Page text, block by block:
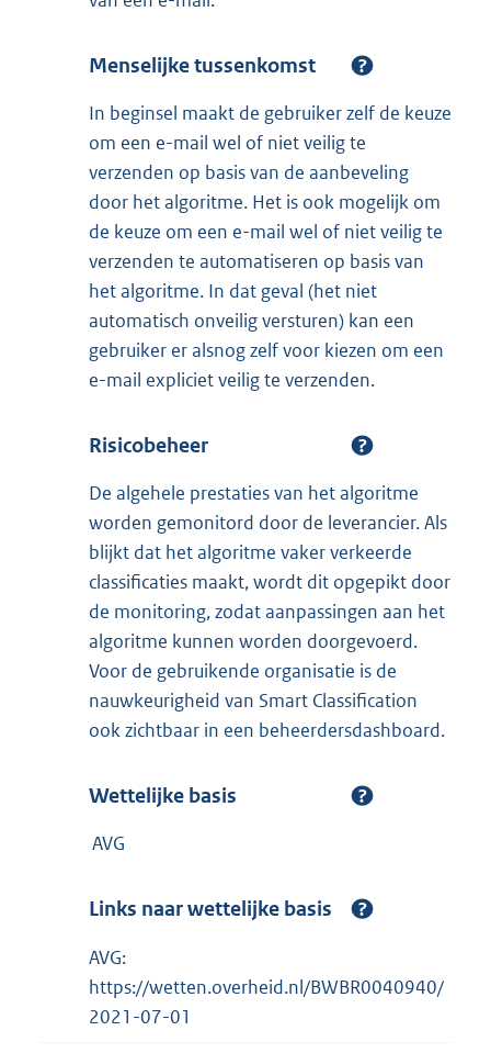
Menselijke tussenkomst
In beginsel maakt de gebruiker zelf de keuze
om een e-mail wel of niet veilig te
verzenden op basis van de aanbeveling
door het algoritme. Het is ook mogelijk om
de keuze om een e-mail wel of niet veilig te
verzenden te automatiseren op basis van
het algoritme. In dat geval (het niet
automatisch onveilig versturen) kan een
gebruiker er alsnog zelf voor kiezen om een
e-mail expliciet veilig te verzenden.
Risicobeheer
De algehele prestaties van het algoritme
worden gemonitord door de leverancier. Als
blijkt dat het algoritme vaker verkeerde
classificaties maakt, wordt dit opgepikt door
de monitoring, zodat aanpassingen aan het
algoritme kunnen worden doorgevoerd.
Voor de gebruikende organisatie is de
nauwkeurigheid van Smart Classification
ook zichtbaar in een beheerdersdashboard.
Wettelijke basis
AVG
Links naar wettelijke basis
AVG:
https://wetten.overheid.nl/BWBR0040940/
2021-07-01